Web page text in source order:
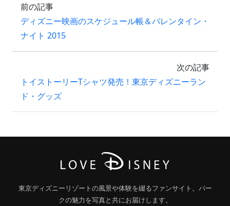
前の記事
ディズニー映画のスケジュール帳＆バレンタイン・
ナイト 2015
次の記事
トイストーリーTシャツ発売！東京ディズニーラン
ド・グッズ
東京ディズニーリゾートの風景や体験を綴るファンサイト。パー
クの魅力を写真と共にお届けします。